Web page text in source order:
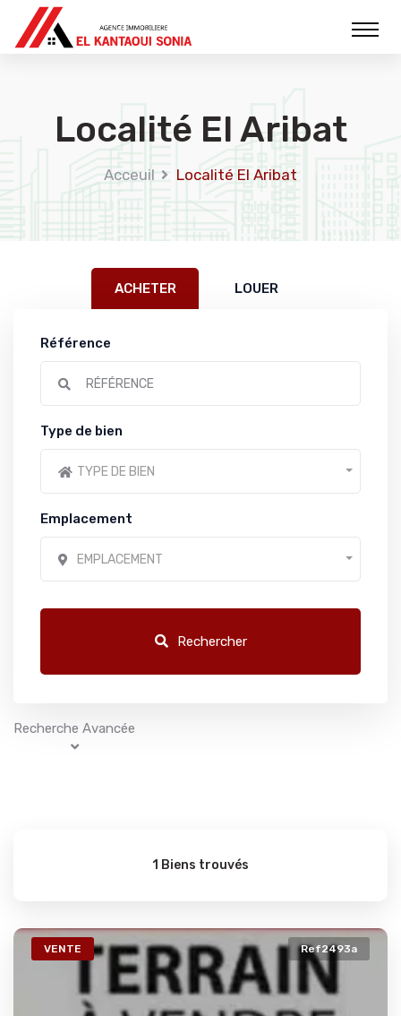
Localité El Aribat
Acceuil Localité El Aribat
ACHETER LOUER
Référence
Type de bien
TYPE DE BIEN
Emplacement
EMPLACEMENT
Rechercher
Recherche Avancée
1 Biens trouvés
VENTE Ref2493a